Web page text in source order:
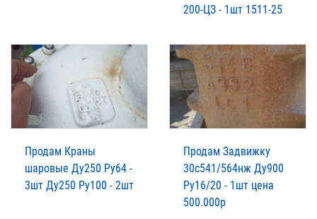
200-ЦЗ - 1шт 1511-25
Продам Краны
шаровые Ду250 Ру64 -
3шт Ду250 Ру100 - 2шт
Продам Задвижку
30с541/564нж Ду900
Ру16/20 - 1шт цена
500.000р